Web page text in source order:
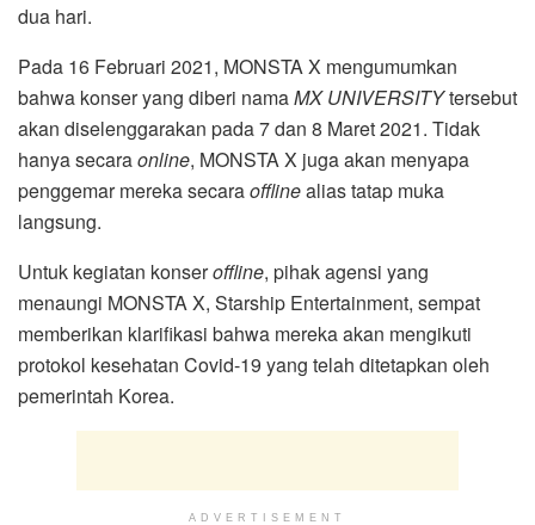
dua hari.
Pada 16 Februari 2021, MONSTA X mengumumkan
bahwa konser yang diberi namaMX UNIVERSITYtersebut
akan diselenggarakan pada 7 dan 8 Maret 2021. Tidak
hanya secaraonline, MONSTA X juga akan menyapa
penggemar mereka secaraofflinealias tatap muka
langsung.
Untuk kegiatan konseroffline, pihak agensi yang
menaungi MONSTA X, Starship Entertainment, sempat
memberikan klarifikasi bahwa mereka akan mengikuti
protokol kesehatan Covid-19 yang telah ditetapkan oleh
pemerintah Korea.
ADVERTISEMENT